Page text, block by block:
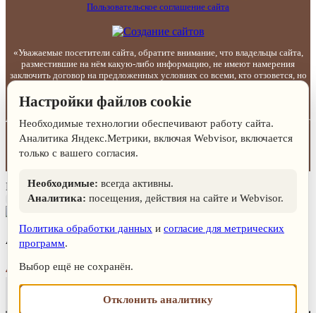
Пользовательское соглашение сайта
«Уважаемые посетители сайта, обратите внимание, что владельцы сайта,
разместившие на нём какую-либо информацию, не имеют намерения
заключить договор на предложенных условиях со всеми, кто отзовется, но
информационный и рекламный характер и ни при каких условиях не
является публичной офертой, которая определяется положениями статьи
437 Гражданского кодекса РФ. Представленная информация по ценам может
отличаться от фактической, к моменту оформления заказа. Указанные на
интернет-сайте цены не являются окончательными, владелец или
администратор интернет-сайта может изменить в любое время указанные
Ваша корзина
Закрыть
Ангоб голубой
405₽
Настройки файлов cookie
Необходимые технологии обеспечивают работу сайта.
Аналитика Яндекс.Метрики, включая Webvisor, включается
только с вашего согласия.
Необходимые: всегда активны.
Аналитика: посещения, действия на сайте и Webvisor.
Политика обработки данных и согласие для метрических
программ.
Выбор ещё не сохранён.
Отклонить аналитику